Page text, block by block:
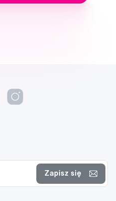
Zapisz się